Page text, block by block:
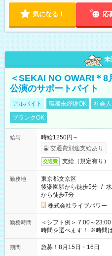
気になる！ 応
未
＜SEKAI NO OWARI＊
公演のサポートバイト
アルバイト 職種未経験OK 社会
ブランクOK
給与
時給1250円～
交通費別途支給あり
交通費 支給（規定有り）
勤務地
東京都文京区
後楽園駅から徒歩5分 /
から徒歩7分
株式会社ライブパワー
勤務時間
＜シフト例＞ 7:00～23:00 13:30～
時間を選べます！ ※時間
期間 急募！8月15日・16日